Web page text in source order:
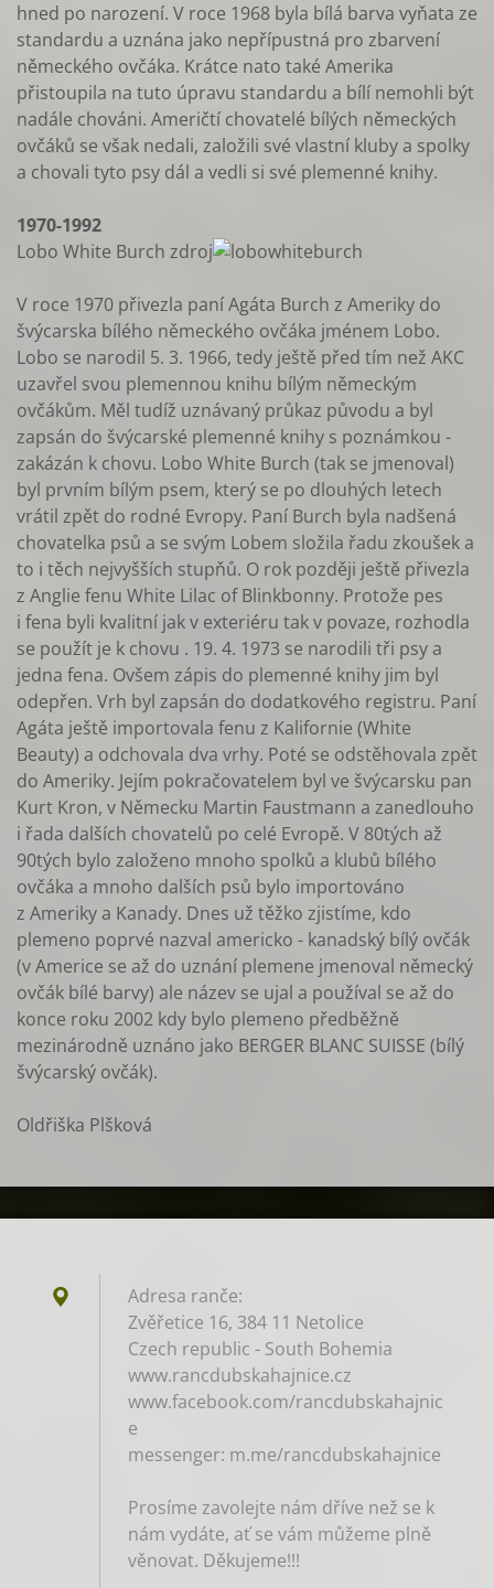
hned po narození. V roce 1968 byla bílá barva vyňata ze
standardu a uznána jako nepřípustná pro zbarvení
německého ovčáka. Krátce nato také Amerika
přistoupila na tuto úpravu standardu a bílí nemohli být
nadále chováni. Američtí chovatelé bílých německých
ovčáků se však nedali, založili své vlastní kluby a spolky
a chovali tyto psy dál a vedli si své plemenné knihy.
1970-1992
Lobo White Burch zdroj
V roce 1970 přivezla paní Agáta Burch z Ameriky do
švýcarska bílého německého ovčáka jménem Lobo.
Lobo se narodil 5. 3. 1966, tedy ještě před tím než AKC
uzavřel svou plemennou knihu bílým německým
ovčákům. Měl tudíž uznávaný průkaz původu a byl
zapsán do švýcarské plemenné knihy s poznámkou -
zakázán k chovu. Lobo White Burch (tak se jmenoval)
byl prvním bílým psem, který se po dlouhých letech
vrátil zpět do rodné Evropy. Paní Burch byla nadšená
chovatelka psů a se svým Lobem složila řadu zkoušek a
to i těch nejvyšších stupňů. O rok později ještě přivezla
z Anglie fenu White Lilac of Blinkbonny. Protože pes
i fena byli kvalitní jak v exteriéru tak v povaze, rozhodla
se použít je k chovu . 19. 4. 1973 se narodili tři psy a
jedna fena. Ovšem zápis do plemenné knihy jim byl
odepřen. Vrh byl zapsán do dodatkového registru. Paní
Agáta ještě importovala fenu z Kalifornie (White
Beauty) a odchovala dva vrhy. Poté se odstěhovala zpět
do Ameriky. Jejím pokračovatelem byl ve švýcarsku pan
Kurt Kron, v Německu Martin Faustmann a zanedlouho
i řada dalších chovatelů po celé Evropě. V 80tých až
90tých bylo založeno mnoho spolků a klubů bílého
ovčáka a mnoho dalších psů bylo importováno
z Ameriky a Kanady. Dnes už těžko zjistíme, kdo
plemeno poprvé nazval americko - kanadský bílý ovčák
(v Americe se až do uznání plemene jmenoval německý
ovčák bílé barvy) ale název se ujal a používal se až do
konce roku 2002 kdy bylo plemeno předběžně
mezinárodně uznáno jako BERGER BLANC SUISSE (bílý
švýcarský ovčák).
Oldřiška Plšková
Adresa ranče:
Zvěřetice 16, 384 11 Netolice
Czech republic - South Bohemia
www.rancdubskahajnice.cz
www.facebook.com/rancdubskahajnic
e
messenger: m.me/rancdubskahajnice
Prosíme zavolejte nám dříve než se k
nám vydáte, ať se vám můžeme plně
věnovat. Děkujeme!!!